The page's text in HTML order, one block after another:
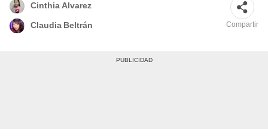
Cinthia Alvarez
Claudia Beltrán Compartir